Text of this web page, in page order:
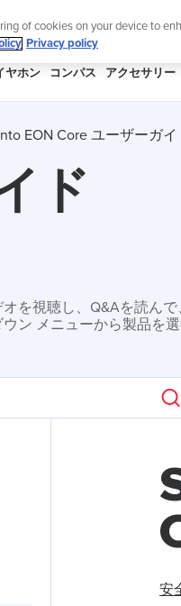
ニュースレタ
ヤホン コンパス アクセサリー
EON Core ユーザーガイ
ド
を視聴し、Q&Aを読ん
ン メニューから製品を選
安
of cookies on your device to
Privacy policy